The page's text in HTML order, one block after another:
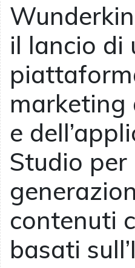
il lancio di
marketing
e
Studio per
contenuti
basati